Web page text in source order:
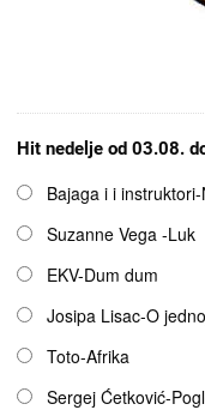
Hit nedelje od 03.08.
OpcijeBajaga i i
Suzanne Vega -Luk
EKV-Dum dum
Josipa Lisac-O
Toto-Afrika
Sergej Ćetković-